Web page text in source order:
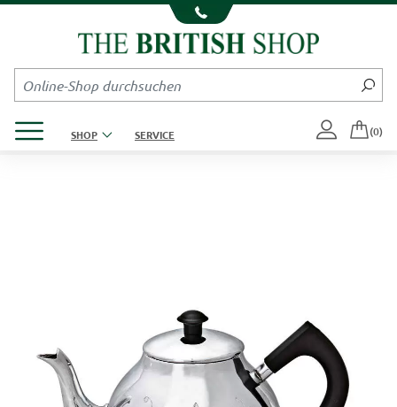
Kompletten Head der Seite überspringen
SHOP SERVICE (0)